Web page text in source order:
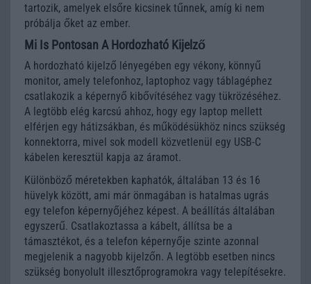
tartozik, amelyek elsőre kicsinek tűnnek, amíg ki nem
próbálja őket az ember.
Mi Is Pontosan A Hordozható Kijelző
A hordozható kijelző lényegében egy vékony, könnyű
monitor, amely telefonhoz, laptophoz vagy táblagéphez
csatlakozik a képernyő kibővítéséhez vagy tükrözéséhez.
A legtöbb elég karcsú ahhoz, hogy egy laptop mellett
elférjen egy hátizsákban, és működésükhöz nincs szükség
konnektorra, mivel sok modell közvetlenül egy USB-C
kábelen keresztül kapja az áramot.
Különböző méretekben kaphatók, általában 13 és 16
hüvelyk között, ami már önmagában is hatalmas ugrás
egy telefon képernyőjéhez képest. A beállítás általában
egyszerű. Csatlakoztassa a kábelt, állítsa be a
támasztékot, és a telefon képernyője szinte azonnal
megjelenik a nagyobb kijelzőn. A legtöbb esetben nincs
szükség bonyolult illesztőprogramokra vagy telepítésekre.